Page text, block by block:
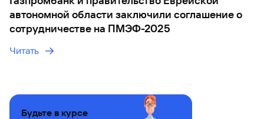
автономной области заключили соглашение о
сотрудничестве на ПМЭФ-2025
Читать
Будьте в курсе